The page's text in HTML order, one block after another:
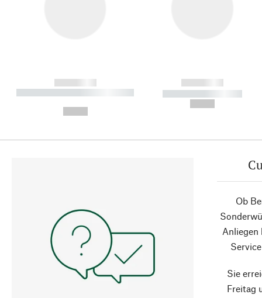
------------
----------- ----------- ----------
------------
----------- -----------
Ob
Anliegen
Sie
Freitag